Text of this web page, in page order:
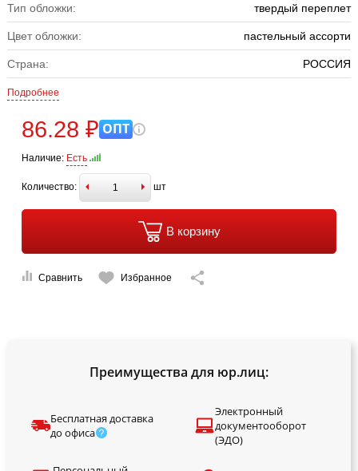
Тип обложки: твердый переплет
Цвет обложки: пастельный ассорти
Страна: РОССИЯ
Подробнее
86.28 ₽ ОПТ
Наличие: Есть
Количество: шт
В корзину
Сравнить Избранное
Преимущества для юр.лиц:
Бесплатная доставка
до офиса
Электронный
документооборот
(ЭДО)